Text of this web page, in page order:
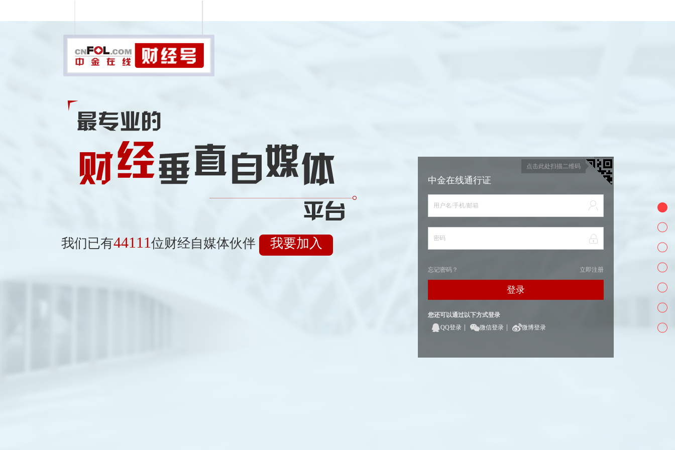
我们已有44111位财经自媒体伙伴 我要加入
点击此处扫描二维码
中金在线通行证
用户名/手机/邮箱
密码
立即注册
忘记密码？
登录
您还可以通过以下方式登录
QQ登录
微信登录 微博登录